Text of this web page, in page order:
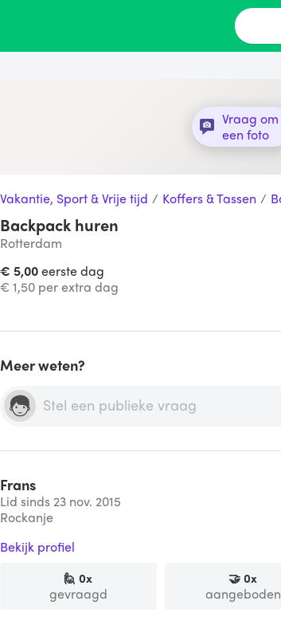
Vraag om
een foto
Vakantie, Sport & Vrije tijd / Koffers & Tassen /
Backpack huren
Rotterdam
€ 5,00eerste dag
€ 1,50 per extra dag
Meer weten?
Frans
Lid sinds 23 nov. 2015
Rockanje
Bekijk profiel
🙋0x
gevraagd
🤝0x
aangeboden